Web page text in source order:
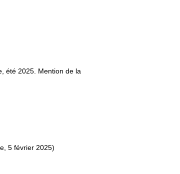
été 2025. Mention de la
5 février 2025)